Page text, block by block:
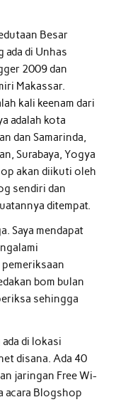
Besar
ada di Unhas
2009 dan
Makassar.
kali keenam dari
adalah kota
dan Samarinda,
Surabaya, Yogya
akan diikuti oleh
sendiri dan
ditempat.
Saya mendapat
bom bulan
sehingga
di lokasi
disana. Ada 40
jaringan Free Wi-
acara Blogshop